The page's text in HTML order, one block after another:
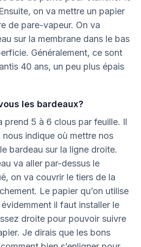
on va mettre un papier
de pare-vapeur. On va
sur la membrane dans le bas
Généralement, ce sont
40 ans, un peu plus épais
les bardeaux?
prend 5 à 6 clous par feuille. Il
indique où mettre nos
bardeau sur la ligne droite.
va aller par-dessus le
on va couvrir le tiers de la
Le papier qu’on utilise
il faut installer le
droite pour pouvoir suivre
Je dirais que les bons